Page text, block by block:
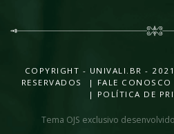
COPYRIGHT - UNIVALI.BR -
RESERVADOS |
FALE CONOSCO
| POLÍTICA DE
Tema OJS exclusivo